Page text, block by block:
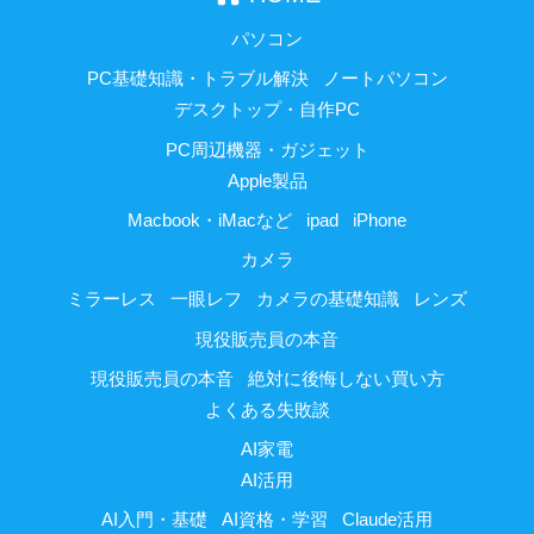
パソコン
PC基礎知識・トラブル解決
ノートパソコン
デスクトップ・自作PC
PC周辺機器・ガジェット
Apple製品
Macbook・iMacなど ipad iPhone
カメラ
ミラーレス 一眼レフ カメラの基礎知識 レンズ
現役販売員の本音
現役販売員の本音
絶対に後悔しない買い方
よくある失敗談
AI家電
AI活用
AI入門・基礎 AI資格・学習 Claude活用